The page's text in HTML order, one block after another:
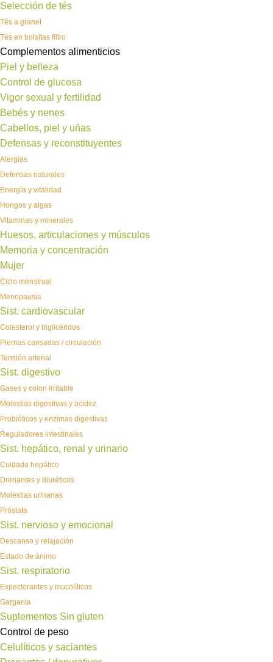
Selección de tés
Tés a granel
Tés en bolsitas filtro
Complementos alimenticios
Piel y belleza
Control de glucosa
Vigor sexual y fertilidad
Bebés y nenes
Cabellos, piel y uñas
Defensas y reconstituyentes
Alergias
Defensas naturales
Energía y vitalidad
Hongos y algas
Vitaminas y minerales
Huesos, articulaciones y músculos
Memoria y concentración
Mujer
Ciclo menstrual
Menopausia
Sist. cardiovascular
Colesterol y triglicéridos
Piernas cansadas / circulación
Tensión arterial
Sist. digestivo
Gases y colon irritable
Molestias digestivas y acidez
Probióticos y enzimas digestivas
Reguladores intestinales
Sist. hepático, renal y urinario
Cuidado hepático
Drenantes y diuréticos
Molestias urinarias
Próstata
Sist. nervioso y emocional
Descanso y relajación
Estado de ánimo
Sist. respiratorio
Expectorantes y mucolíticos
Garganta
Suplementos Sin gluten
Control de peso
Celulíticos y saciantes